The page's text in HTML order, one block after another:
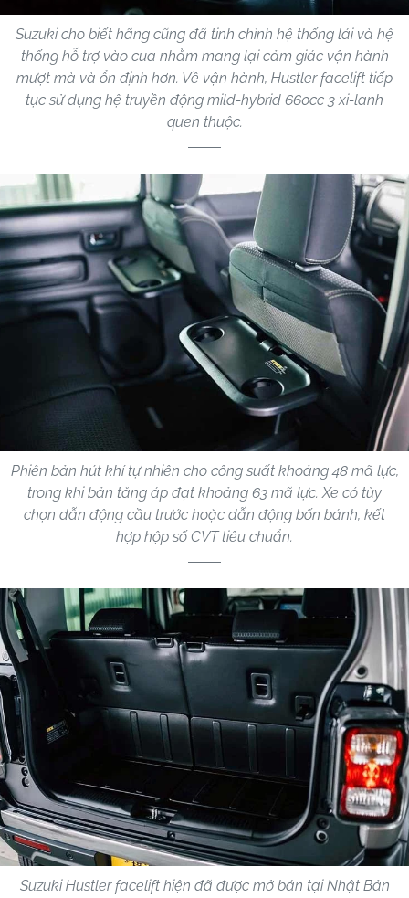
Suzuki cho biết hãng cũng đã tinh chỉnh hệ thống lái và hệ
thống hỗ trợ vào cua nhằm mang lại cảm giác vận hành
mượt mà và ổn định hơn. Về vận hành, Hustler facelift tiếp
tục sử dụng hệ truyền động mild-hybrid 660cc 3 xi-lanh
quen thuộc.
Phiên bản hút khí tự nhiên cho công suất khoảng 48 mã lực,
trong khi bản tăng áp đạt khoảng 63 mã lực. Xe có tùy
chọn dẫn động cầu trước hoặc dẫn động bốn bánh, kết
hợp hộp số CVT tiêu chuẩn.
Suzuki Hustler facelift hiện đã được mở bán tại Nhật Bản